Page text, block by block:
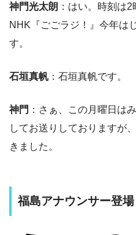
神門光太朗 ：はい。時刻は2
NHK『ごごラジ！』今年は
す。
石垣真帆：石垣真帆です。
神門 ：さぁ、この月曜日は
してお送りしておりますが
きました。
福島アナウンサー登場